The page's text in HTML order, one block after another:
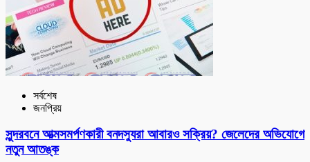
সর্বশেষ
জনপ্রিয়
সুন্দরবনে আত্মসমর্পণকারী বনদস্যুরা আবারও সক্রিয়? জেলেদের অভিযোগে
নতুন আতঙ্ক